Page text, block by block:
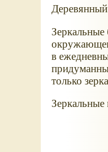
Зеркальные
в
только
Зеркальные